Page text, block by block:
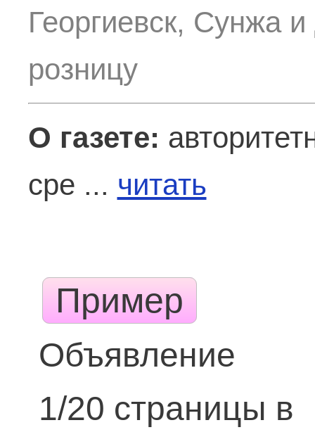
Георгиевск, Сунжа
розницу
О газете:
сре ... читать
Пример
Объявление
1/20 страницы в